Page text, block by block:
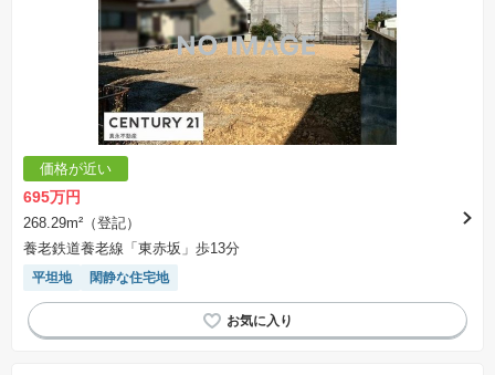
価格が近い
695万円
268.29m²（登記）
養老鉄道養老線「東赤坂」歩13分
平坦地 閑静な住宅地